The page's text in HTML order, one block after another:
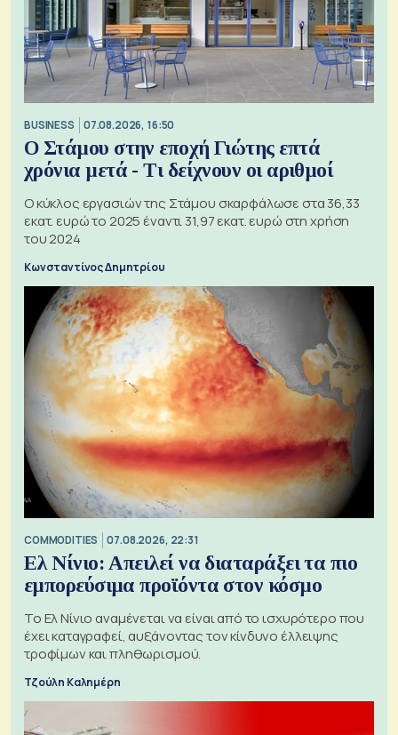
BUSINESS 07.08.2026, 16:50
Ο Στάμου στην εποχή Γιώτης επτά
χρόνια μετά - Τι δείχνουν οι αριθμοί
Ο κύκλος εργασιών της Στάμου σκαρφάλωσε στα 36,33
εκατ. ευρώ το 2025 έναντι 31,97 εκατ. ευρώ στη χρήση
του 2024
Κωνσταντίνος Δημητρίου
COMMODITIES 07.08.2026, 22:31
Ελ Νίνιο: Απειλεί να διαταράξει τα πιο
εμπορεύσιμα προϊόντα στον κόσμο
Το Ελ Νίνιο αναμένεται να είναι από το ισχυρότερο που
έχει καταγραφεί, αυξάνοντας τον κίνδυνο έλλειψης
τροφίμων και πληθωρισμού.
Τζούλη Καλημέρη